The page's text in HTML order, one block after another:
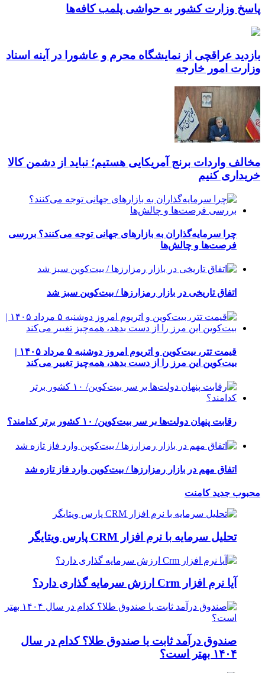
پاسخ وزارت کشور به حواشی پلمب کافه‌ها
بازدید عراقچی از نمایشگاه محرم و عاشورا در آینه اسناد
وزارت امور خارجه
مخالف واردات برنج آمریکایی هستیم؛ نباید از دشمن کالا
خریداری کنیم
چرا سرمایه‌گذاران به بازارهای جهانی توجه می‌کنند؟ بررسی
فرصت‌ها و چالش‌ها
اتفاق تاریخی در بازار رمزارزها / بیت‌کوین سبز شد
قیمت تتر، بیت‌کوین و اتریوم امروز دوشنبه ۵ مرداد ۱۴۰۵ |
بیت‌کوین این مرز را از دست بدهد، همه‌چیز تغییر می‌کند
رقابت پنهان دولت‌ها بر سر بیت‌کوین/ ۱۰ کشور برتر کدامند؟
اتفاق مهم در بازار رمزارزها / بیت‌کوین وارد فاز تازه شد
محبوب جدیدکامنت
تحلیل سرمایه با نرم افزار CRM پارس ویتایگر
آیا نرم افزار Crm ارزش سرمایه گذاری دارد؟
صندوق درآمد ثابت یا صندوق طلا؟ کدام در سال
۱۴۰۴ بهتر است؟